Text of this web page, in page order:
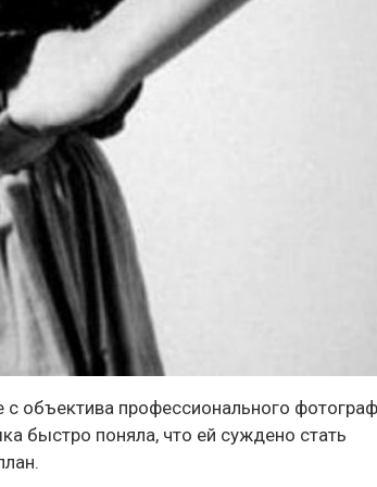
с объектива профессионального
быстро поняла, что ей суждено стать